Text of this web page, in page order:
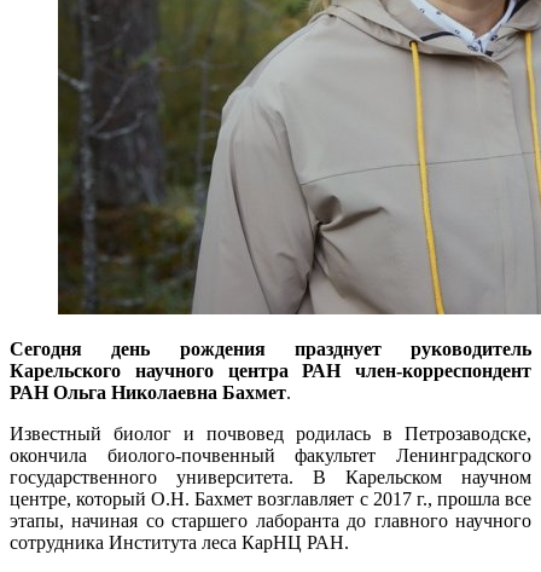
Сегодня день рождения празднует руководитель
Карельского научного центра РАН член-корреспондент
РАН Ольга Николаевна Бахмет.
Известный биолог и почвовед родилась в Петрозаводске,
окончила биолого-почвенный факультет Ленинградского
государственного университета. В Карельском научном
центре, который О.Н. Бахмет возглавляет с 2017 г., прошла все
этапы, начиная со старшего лаборанта до главного научного
сотрудника Института леса КарНЦ РАН.